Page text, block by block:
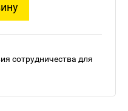
сотрудничества для